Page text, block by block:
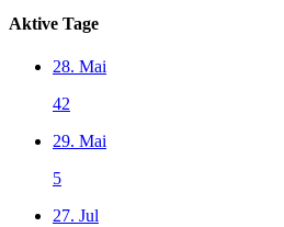
Aktive Tage
28. Mai
42
29. Mai
5
27. Jul